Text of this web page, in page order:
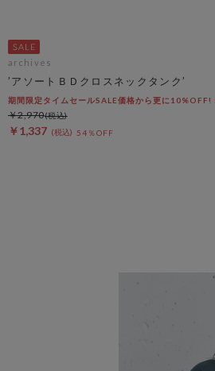
archives
’アソートＢＤクロスネックタンク’
期間限定タイムセールSALE価格から更に
￥1,337 54％OFF
￥2,970